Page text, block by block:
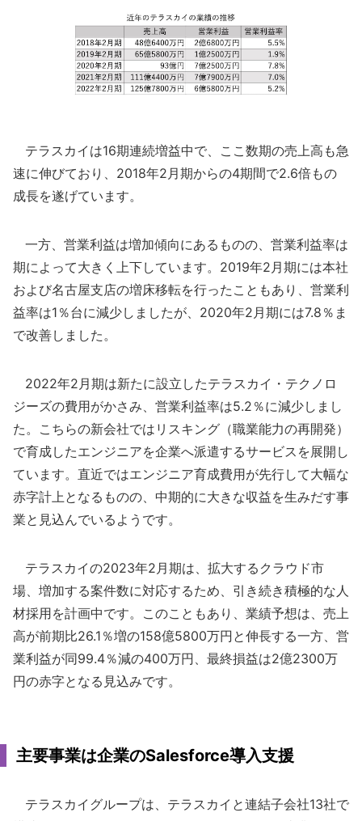
テラスカイは16期連続増益中で、ここ数期の売上高も急
速に伸びており、2018年2月期からの4期間で2.6倍もの
成長を遂げています。
一方、営業利益は増加傾向にあるものの、営業利益率は
期によって大きく上下しています。2019年2月期には本社
および名古屋支店の増床移転を行ったこともあり、営業利
益率は1％台に減少しましたが、2020年2月期には7.8％ま
で改善しました。
2022年2月期は新たに設立したテラスカイ・テクノロ
ジーズの費用がかさみ、営業利益率は5.2％に減少しまし
た。こちらの新会社ではリスキング（職業能力の再開発）
で育成したエンジニアを企業へ派遣するサービスを展開し
ています。直近ではエンジニア育成費用が先行して大幅な
赤字計上となるものの、中期的に大きな収益を生みだす事
業と見込んでいるようです。
テラスカイの2023年2月期は、拡大するクラウド市
場、増加する案件数に対応するため、引き続き積極的な人
材採用を計画中です。このこともあり、業績予想は、売上
高が前期比26.1％増の158億5800万円と伸長する一方、営
業利益が同99.4％減の400万円、最終損益は2億2300万
円の赤字となる見込みです。
主要事業は企業のSalesforce導入支援
テラスカイグループは、テラスカイと連結子会社13社で